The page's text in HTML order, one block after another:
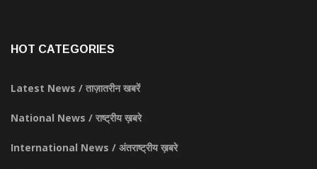
HOT CATEGORIES
Latest News / ताज़ातरीन खबरें
National News / राष्ट्रीय ख़बरे
International News / अंतराष्ट्रीय ख़बरे